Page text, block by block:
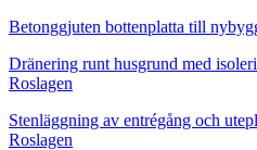
Betonggjuten bottenplatta till
Dränering runt husgrund med
Roslagen
Stenläggning av entrégång och
Roslagen